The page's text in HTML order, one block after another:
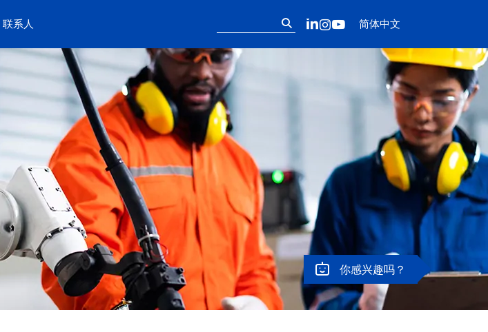
Follow us on
LinkedIn
Instagram
YouTube
简体中文
联系人
你感兴趣吗？